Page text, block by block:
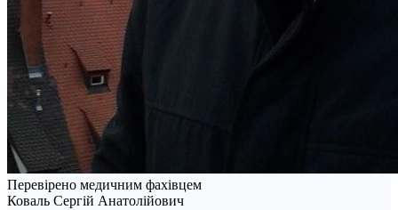
Перевірено медичним фахівцем
Коваль Сергій Анатолійович